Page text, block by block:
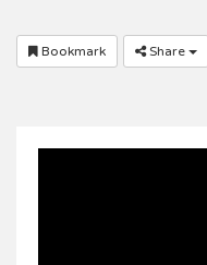
Bookmark Share